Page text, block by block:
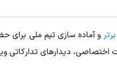
و آماده سازی تیم ملی برای
دیدارهای تدارکاتی